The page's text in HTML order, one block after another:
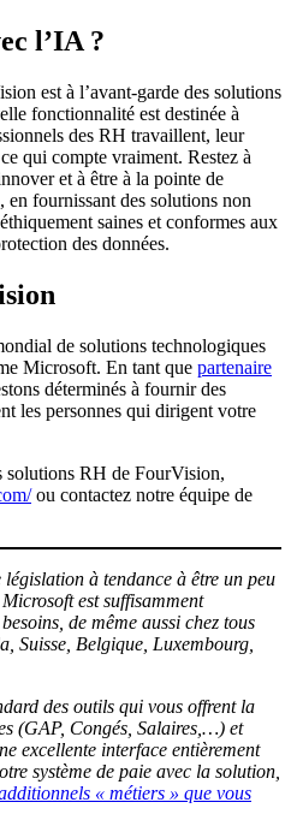
l’IA ?
est à l’avant-garde des solutions
fonctionnalité est destinée à
des RH travaillent, leur
qui compte vraiment. Restez à
et à être à la pointe de
fournissant des solutions non
saines et conformes aux
des données.
de solutions technologiques
Microsoft. En tant que partenaire
déterminés à fournir des
les personnes qui dirigent votre
solutions RH de FourVision,
ou contactez notre équipe de
à tendance à être un peu
est suffisamment
de même aussi chez tous
Suisse, Belgique, Luxembourg,
des outils qui vous offrent la
(GAP, Congés, Salaires,…) et
excellente interface entièrement
système de paie avec la solution,
« métiers » que vous